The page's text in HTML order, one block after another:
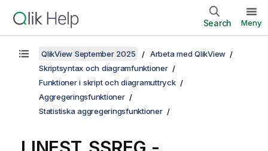
Search Meny
QlikView September 2025
Arbeta med QlikView
Skriptsyntax och diagramfunktioner
Funktioner i skript och diagramuttryck
Aggregeringsfunktioner
Statistiska aggregeringsfunktioner